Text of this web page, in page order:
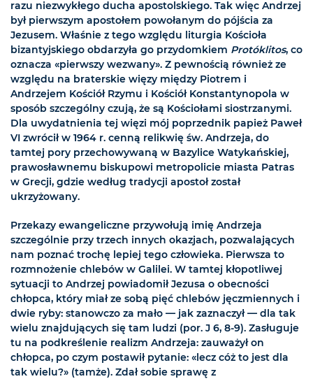
razu niezwykłego ducha apostolskiego. Tak więc Andrzej
był pierwszym apostołem powołanym do pójścia za
Jezusem. Właśnie z tego względu liturgia Kościoła
bizantyjskiego obdarzyła go przydomkiem Protóklitos, co
oznacza «pierwszy wezwany». Z pewnością również ze
względu na braterskie więzy między Piotrem i
Andrzejem Kościół Rzymu i Kościół Konstantynopola w
sposób szczególny czują, że są Kościołami siostrzanymi.
Dla uwydatnienia tej więzi mój poprzednik papież Paweł
VI zwrócił w 1964 r. cenną relikwię św. Andrzeja, do
tamtej pory przechowywaną w Bazylice Watykańskiej,
prawosławnemu biskupowi metropolicie miasta Patras
w Grecji, gdzie według tradycji apostoł został
ukrzyżowany.
Przekazy ewangeliczne przywołują imię Andrzeja
szczególnie przy trzech innych okazjach, pozwalających
nam poznać trochę lepiej tego człowieka. Pierwsza to
rozmnożenie chlebów w Galilei. W tamtej kłopotliwej
sytuacji to Andrzej powiadomił Jezusa o obecności
chłopca, który miał ze sobą pięć chlebów jęczmiennych i
dwie ryby: stanowczo za mało — jak zaznaczył — dla tak
wielu znajdujących się tam ludzi (por. J 6, 8-9). Zasługuje
tu na podkreślenie realizm Andrzeja: zauważył on
chłopca, po czym postawił pytanie: «lecz cóż to jest dla
tak wielu?» (tamże). Zdał sobie sprawę z